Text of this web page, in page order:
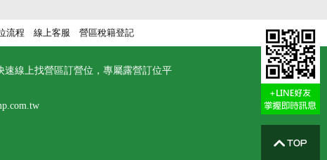
流程 線上客服 營區稅籍登記
線上找營區訂營位，專屬露營訂位平